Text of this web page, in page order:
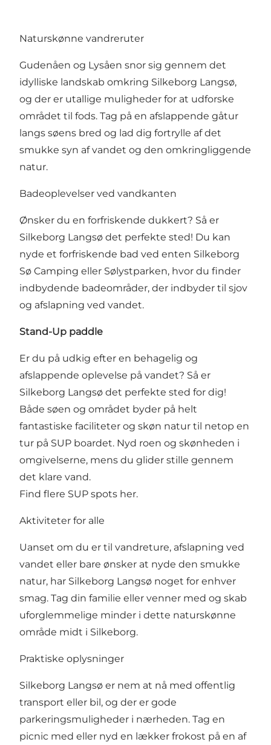
Naturskønne vandreruter
Gudenåen og Lysåen snor sig gennem det
idylliske landskab omkring Silkeborg Langsø,
og der er utallige muligheder for at udforske
området til fods. Tag på en afslappende gåtur
langs søens bred og lad dig fortrylle af det
smukke syn af vandet og den omkringliggende
natur.
Badeoplevelser ved vandkanten
Ønsker du en forfriskende dukkert? Så er
Silkeborg Langsø det perfekte sted! Du kan
nyde et forfriskende bad ved enten Silkeborg
Sø Camping eller Sølystparken, hvor du finder
indbydende badeområder, der indbyder til sjov
og afslapning ved vandet.
Stand-Up paddle
Er du på udkig efter en behagelig og
afslappende oplevelse på vandet? Så er
Silkeborg Langsø det perfekte sted for dig!
Både søen og området byder på helt
fantastiske faciliteter og skøn natur til netop en
tur på SUP boardet. Nyd roen og skønheden i
omgivelserne, mens du glider stille gennem
det klare vand.
Find flere SUP spots her.
Aktiviteter for alle
Uanset om du er til vandreture, afslapning ved
vandet eller bare ønsker at nyde den smukke
natur, har Silkeborg Langsø noget for enhver
smag. Tag din familie eller venner med og skab
uforglemmelige minder i dette naturskønne
område midt i Silkeborg.
Praktiske oplysninger
Silkeborg Langsø er nem at nå med offentlig
transport eller bil, og der er gode
parkeringsmuligheder i nærheden. Tag en
picnic med eller nyd en lækker frokost på en af